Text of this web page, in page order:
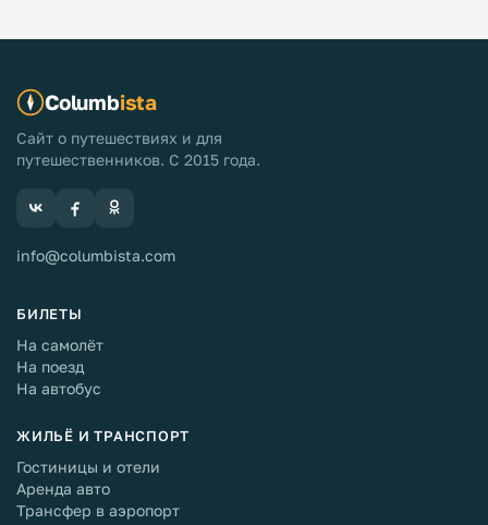
Columbista
Сайт о путешествиях и для
путешественников. С 2015 года.
info@columbista.com
БИЛЕТЫ
На самолёт
На поезд
На автобус
ЖИЛЬЁ И ТРАНСПОРТ
Гостиницы и отели
Аренда авто
Трансфер в аэропорт